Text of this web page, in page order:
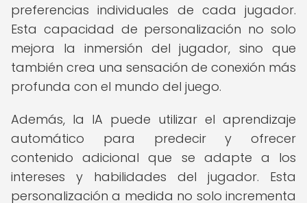
preferencias individuales de cada jugador.
Esta capacidad de personalización no solo
mejora la inmersión del jugador, sino que
también crea una sensación de conexión más
profunda con el mundo del juego.
Además, la IA puede utilizar el aprendizaje
automático para predecir y ofrecer
contenido adicional que se adapte a los
intereses y habilidades del jugador. Esta
personalización a medida no solo incrementa